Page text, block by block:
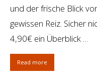
und der frische Blick
gewissen Reiz. Sicher
4,90€ ein Überblick …
Read more